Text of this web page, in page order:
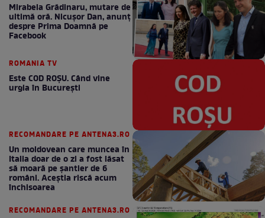
Mirabela Grădinaru, mutare de
ultimă oră. Nicuşor Dan, anunţ
despre Prima Doamnă pe
Facebook
ROMANIA TV
Este COD ROŞU. Când vine
urgia în Bucureşti
RECOMANDARE PE ANTENA3.RO
Un moldovean care muncea în
Italia doar de o zi a fost lăsat
să moară pe şantier de 6
români. Aceștia riscă acum
închisoarea
RECOMANDARE PE ANTENA3.RO